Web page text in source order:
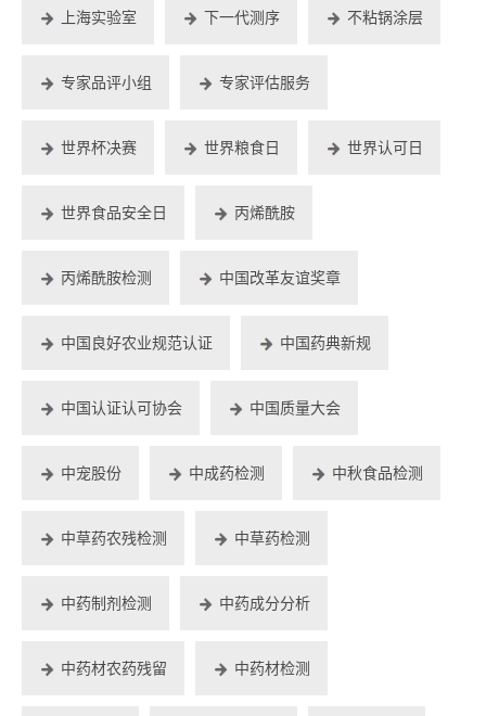
上海实验室 下一代测序 不粘锅涂层
专家品评小组 专家评估服务
世界杯决赛 世界粮食日 世界认可日
世界食品安全日 丙烯酰胺
丙烯酰胺检测 中国改革友谊奖章
中国良好农业规范认证 中国药典新规
中国认证认可协会 中国质量大会
中宠股份 中成药检测 中秋食品检测
中草药农残检测 中草药检测
中药制剂检测 中药成分分析
中药材农药残留 中药材检测